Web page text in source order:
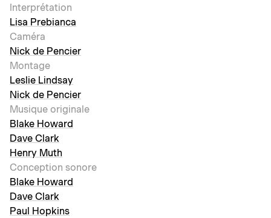
Interprétation
Lisa Prebianca
Caméra
Nick de Pencier
Montage
Leslie Lindsay
Nick de Pencier
Musique originale
Blake Howard
Dave Clark
Henry Muth
Conception sonore
Blake Howard
Dave Clark
Paul Hopkins